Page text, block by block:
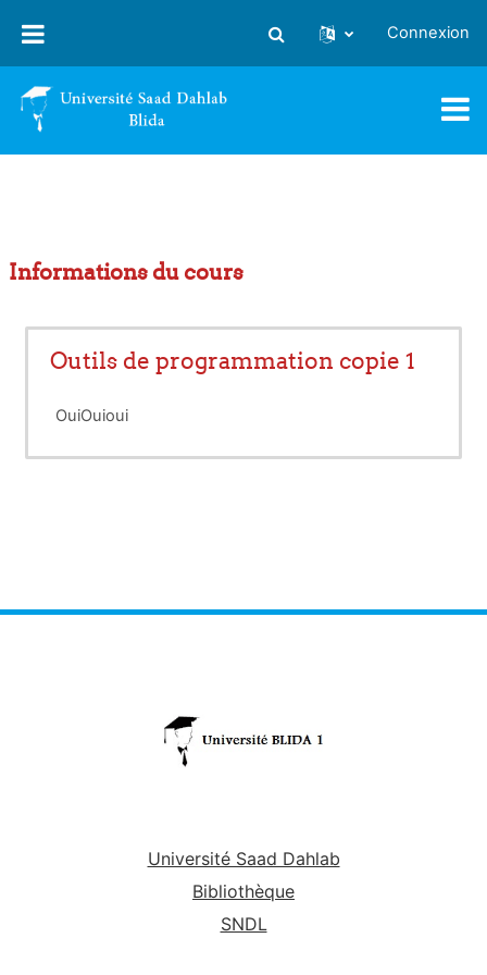
Activer/désactiver la saisie
Connexion
Informations du cours
Outils de programmation copie 1
OuiOuioui
Université Saad Dahlab
Bibliothèque
SNDL